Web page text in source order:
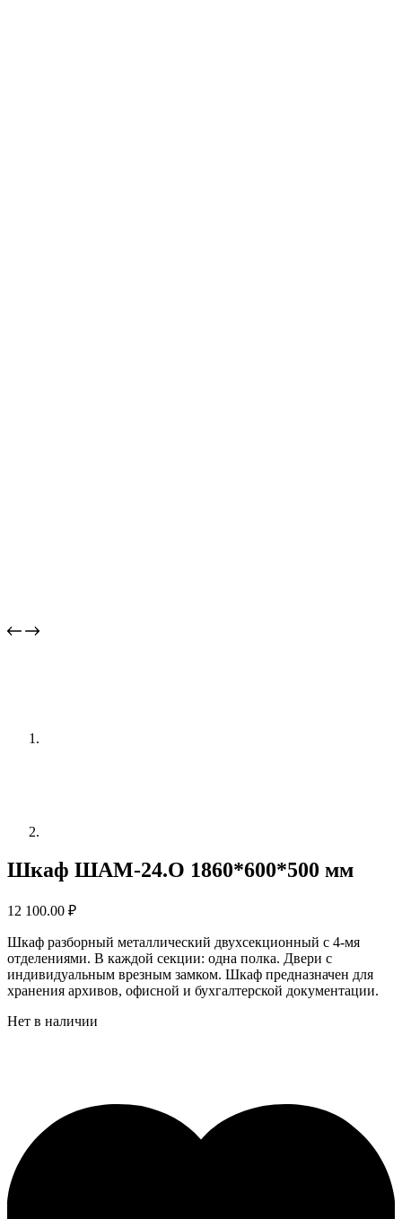
Шкаф ШАМ-24.О 1860*600*500 мм
12 100.00 ₽
Шкаф разборный металлический двухсекционный с 4-мя
отделениями. В каждой секции: одна полка. Двери с
индивидуальным врезным замком. Шкаф предназначен для
хранения архивов, офисной и бухгалтерской документации.
Нет в наличии